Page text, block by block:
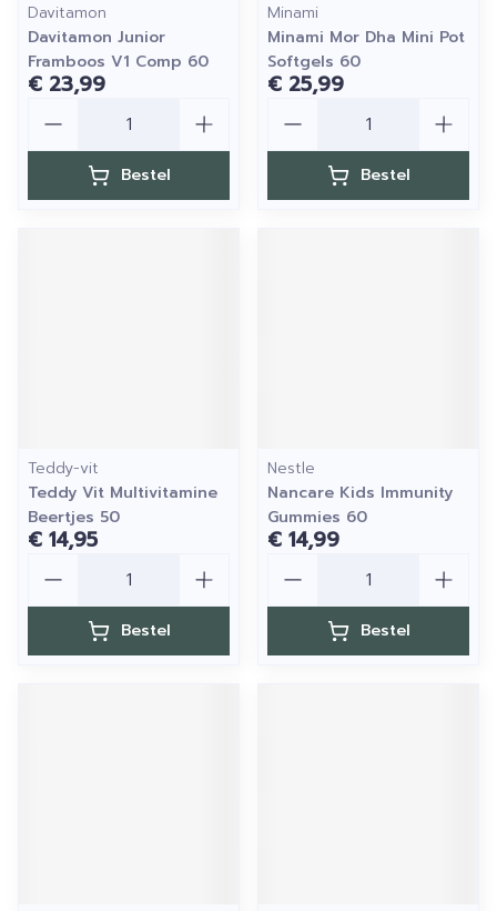
Davitamon
Davitamon Junior
Framboos V1 Comp 60
€ 23,99
Bestel
Minami
Minami Mor Dha Mini Pot
Softgels 60
€ 25,99
Bestel
Teddy-vit
Teddy Vit Multivitamine
Beertjes 50
€ 14,95
Bestel
Nestle
Nancare Kids Immunity
Gummies 60
€ 14,99
Bestel